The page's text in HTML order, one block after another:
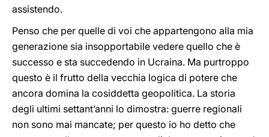
assistendo.
Penso che per quelle di voi che appartengono alla mia
generazione sia insopportabile vedere quello che è
successo e sta succedendo in Ucraina. Ma purtroppo
questo è il frutto della vecchia logica di potere che
ancora domina la cosiddetta geopolitica. La storia
degli ultimi settant’anni lo dimostra: guerre regionali
non sono mai mancate; per questo io ho detto che